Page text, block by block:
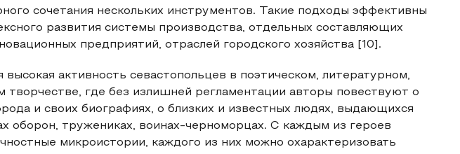
сочетания нескольких инструментов. Такие подходы эффективны
развития системы производства, отдельных составляющих
предприятий, отраслей городского хозяйства [10].
активность севастопольцев в поэтическом, литературном,
творчестве, где без излишней регламентации авторы повествуют о
и своих биографиях, о близких и известных людях, выдающихся
оборон, тружениках, воинах-черноморцах. С каждым из героев
микроистории, каждого из них можно охарактеризовать